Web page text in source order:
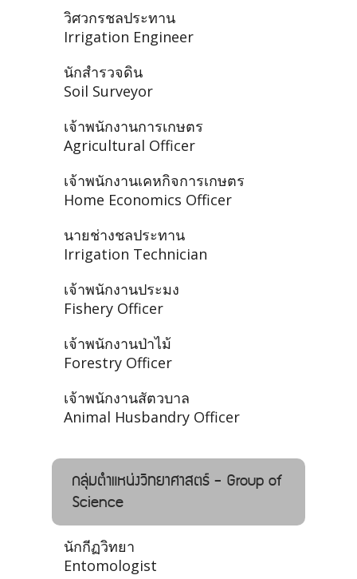
วิศวกรชลประทาน
Irrigation Engineer
นักสำรวจดิน
Soil Surveyor
เจ้าพนักงานการเกษตร
Agricultural Officer
เจ้าพนักงานเคหกิจการเกษตร
Home Economics Officer
นายช่างชลประทาน
Irrigation Technician
เจ้าพนักงานประมง
Fishery Officer
เจ้าพนักงานป่าไม้
Forestry Officer
เจ้าพนักงานสัตวบาล
Animal Husbandry Officer
กลุ่มตำแหน่งวิทยาศาสตร์ - Group of
Science
นักกีฏวิทยา
Entomologist